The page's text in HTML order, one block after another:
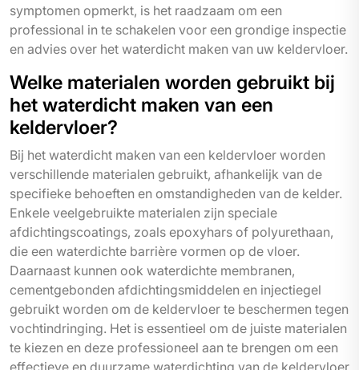
symptomen opmerkt, is het raadzaam om een
professional in te schakelen voor een grondige inspectie
en advies over het waterdicht maken van uw keldervloer.
Welke materialen worden gebruikt bij
het waterdicht maken van een
keldervloer?
Bij het waterdicht maken van een keldervloer worden
verschillende materialen gebruikt, afhankelijk van de
specifieke behoeften en omstandigheden van de kelder.
Enkele veelgebruikte materialen zijn speciale
afdichtingscoatings, zoals epoxyhars of polyurethaan,
die een waterdichte barrière vormen op de vloer.
Daarnaast kunnen ook waterdichte membranen,
cementgebonden afdichtingsmiddelen en injectiegel
gebruikt worden om de keldervloer te beschermen tegen
vochtindringing. Het is essentieel om de juiste materialen
te kiezen en deze professioneel aan te brengen om een
effectieve en duurzame waterdichting van de keldervloer